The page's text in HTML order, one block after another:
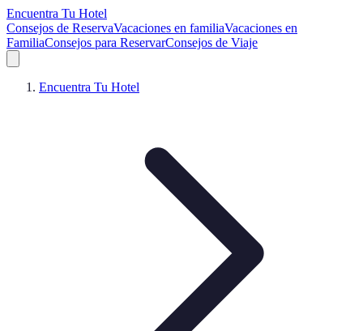
Encuentra Tu Hotel
Consejos de ReservaVacaciones en familiaVacaciones en
FamiliaConsejos para ReservarConsejos de Viaje
Encuentra Tu Hotel